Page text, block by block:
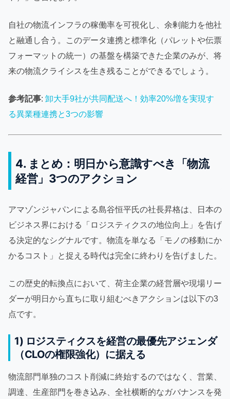
自社の物流インフラの稼働率を可視化し、余剰能力を他社
と融通し合う。このデータ連携と標準化（パレットや伝票
フォーマットの統一）の基盤を構築できた企業のみが、将
来の物流クライシスを生き残ることができるでしょう。
参考記事: 卸大手9社が共同配送へ！効率20%増を実現す
る異業種連携と3つの影響
4. まとめ：明日から意識すべき「物流
経営」3つのアクション
アマゾンジャパンによる島谷恒平氏の社長昇格は、日本の
ビジネス界における「ロジスティクスの地位向上」を告げ
る決定的なシグナルです。物流を単なる「モノの移動にか
かるコスト」と捉える時代は完全に終わりを告げました。
この歴史的転換点において、荷主企業の経営層や現場リー
ダーが明日から直ちに取り組むべきアクションは以下の3
点です。
1) ロジスティクスを経営の最優先アジェンダ
（CLOの権限強化）に据える
物流部門単独のコスト削減に終始するのではなく、営業、
調達、生産部門を巻き込み、全社横断的なガバナンスを発